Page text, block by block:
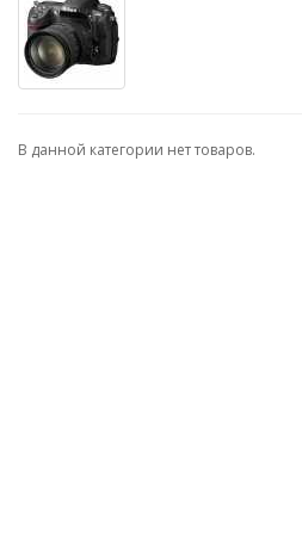
В данной категории нет товаров.